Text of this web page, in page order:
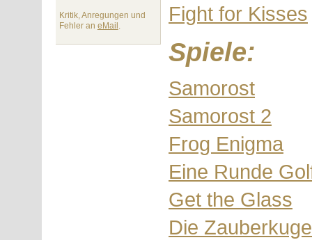
Kritik, Anregungen und
Fehler an eMail .
Fight for Kisses
Spiele:
Samorost
Samorost 2
Frog Enigma
Eine Runde
Get the Glass
Die